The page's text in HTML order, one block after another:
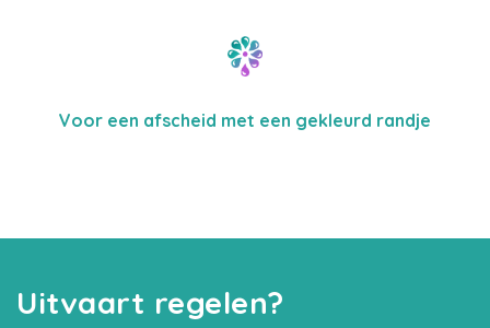
Voor een afscheid met een gekleurd randje
Uitvaart regelen?